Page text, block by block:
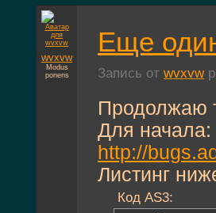
wvxvw
Modus
ponens
Еще
Запись от wvxvw
Продолжаю
Для начала:
http://
Листинг
Код AS3: